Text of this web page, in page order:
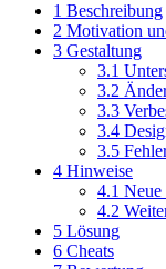
1 Beschreibung
2 Motivation
3 Gestaltung
3.1
3.2
3.3
3.4
3.5
4 Hinweise
4.1 Neue
4.2
5 Lösung
6 Cheats